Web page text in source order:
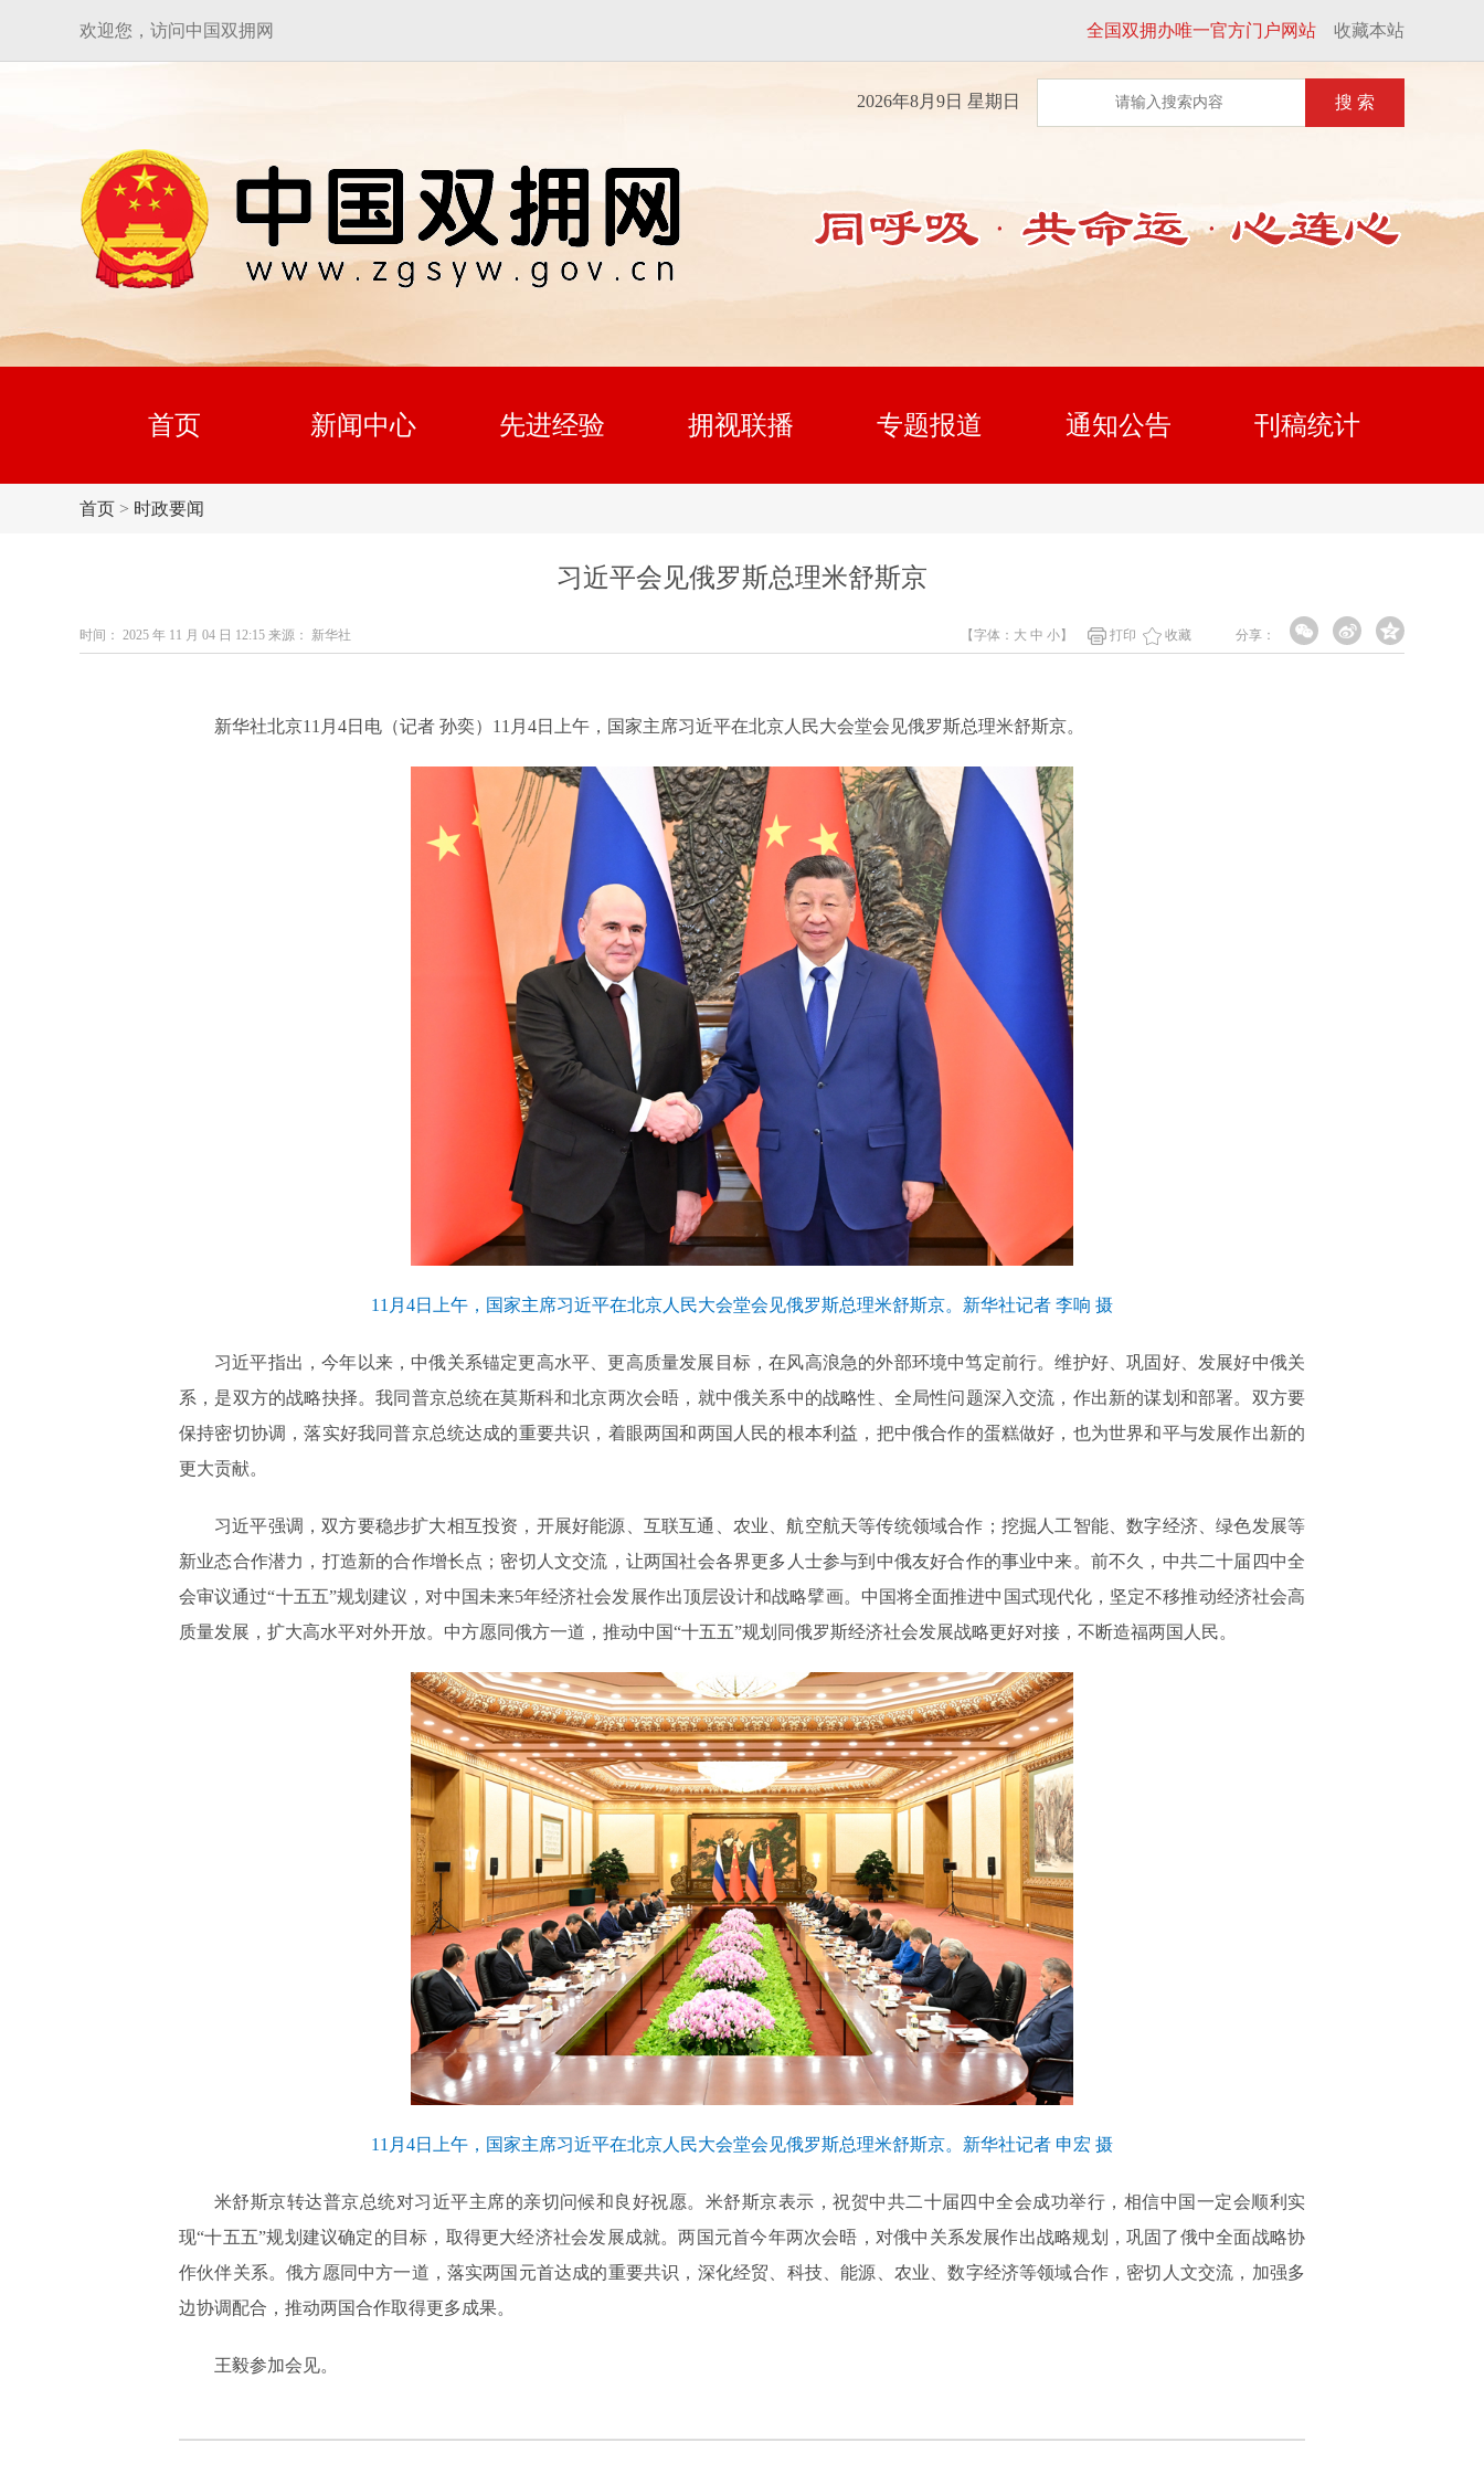
欢迎您，访问中国双拥网 全国双拥办唯一官方门户网站 收藏本站
搜 索
2026年8月9日 星期日
首页 新闻中心 先进经验 拥视联播 专题报道 通知公告 刊稿统计
首页 > 时政要闻
习近平会见俄罗斯总理米舒斯京
时间： 2025 年 11 月 04 日 12:15 来源： 新华社 分享：
【字体： 大 中 小】 打印 收藏
新华社北京11月4日电（记者 孙奕）11月4日上午，国家主席习近平在北京人民大会堂会见俄罗斯总理米舒斯京。
11月4日上午，国家主席习近平在北京人民大会堂会见俄罗斯总理米舒斯京。新华社记者 李响 摄
习近平指出，今年以来，中俄关系锚定更高水平、更高质量发展目标，在风高浪急的外部环境中笃定前行。维护好、巩固好、发展好中俄关
系，是双方的战略抉择。我同普京总统在莫斯科和北京两次会晤，就中俄关系中的战略性、全局性问题深入交流，作出新的谋划和部署。双方要
保持密切协调，落实好我同普京总统达成的重要共识，着眼两国和两国人民的根本利益，把中俄合作的蛋糕做好，也为世界和平与发展作出新的
更大贡献。
习近平强调，双方要稳步扩大相互投资，开展好能源、互联互通、农业、航空航天等传统领域合作；挖掘人工智能、数字经济、绿色发展等
新业态合作潜力，打造新的合作增长点；密切人文交流，让两国社会各界更多人士参与到中俄友好合作的事业中来。前不久，中共二十届四中全
会审议通过“十五五”规划建议，对中国未来5年经济社会发展作出顶层设计和战略擘画。中国将全面推进中国式现代化，坚定不移推动经济社会高
质量发展，扩大高水平对外开放。中方愿同俄方一道，推动中国“十五五”规划同俄罗斯经济社会发展战略更好对接，不断造福两国人民。
11月4日上午，国家主席习近平在北京人民大会堂会见俄罗斯总理米舒斯京。新华社记者 申宏 摄
米舒斯京转达普京总统对习近平主席的亲切问候和良好祝愿。米舒斯京表示，祝贺中共二十届四中全会成功举行，相信中国一定会顺利实
现“十五五”规划建议确定的目标，取得更大经济社会发展成就。两国元首今年两次会晤，对俄中关系发展作出战略规划，巩固了俄中全面战略协
作伙伴关系。俄方愿同中方一道，落实两国元首达成的重要共识，深化经贸、科技、能源、农业、数字经济等领域合作，密切人文交流，加强多
边协调配合，推动两国合作取得更多成果。
王毅参加会见。